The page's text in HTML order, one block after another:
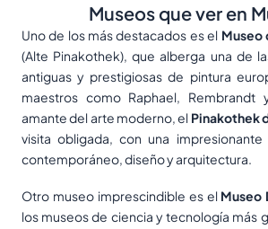
Museos que ver en
Uno de los más destacados es el Museo
(Alte Pinakothek), que alberga una de
antiguas y prestigiosas de pintura
maestros como Raphael, Rembrandt
amante del arte moderno, el Pinakothek
visita obligada, con una
contemporáneo, diseño y arquitectura.
Otro museo imprescindible es el Museo
los museos de ciencia y tecnología más